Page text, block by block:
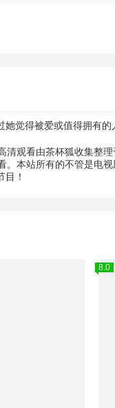
她觉得被爱或值得拥有的
观看由茶杯狐收集整
本站所有的不管是电
！
8.0